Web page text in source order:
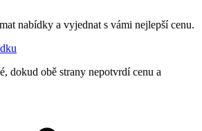
nabídky a vyjednat s vámi nejlepší cenu.
dokud obě strany nepotvrdí cenu a